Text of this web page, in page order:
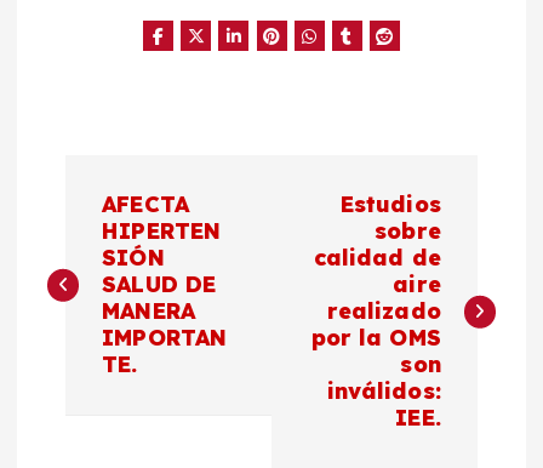
v
AFECTA
HIPERTEN
SIÓN
SALUD DE
MANERA
IMPORTAN
TE.
Estudios
sobre
calidad de
aire
realizado
por la OMS
son
inválidos:
IEE.